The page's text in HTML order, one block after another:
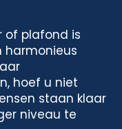
of plafond is
harmonieus
hoef u niet
staan klaar
niveau te